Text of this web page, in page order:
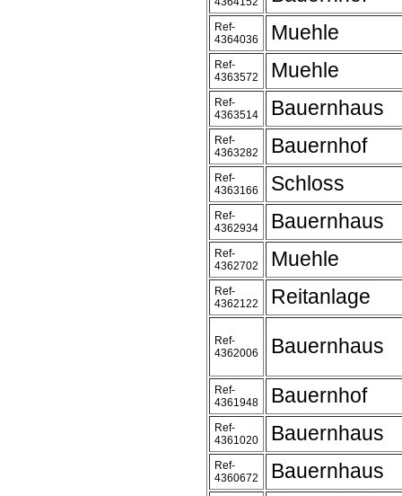
Ref-
4364036
Muehle
Ref-
4363572
Muehle
Ref-
4363514
Bauernhaus
Ref-
4363282
Bauernhof
Ref-
4363166
Schloss
Ref-
4362934
Bauernhaus
Ref-
4362702
Muehle
Ref-
4362122
Reitanlage
Ref-
4362006
Bauernhaus
Ref-
4361948
Bauernhof
Ref-
4361020
Bauernhaus
Ref-
4360672
Bauernhaus